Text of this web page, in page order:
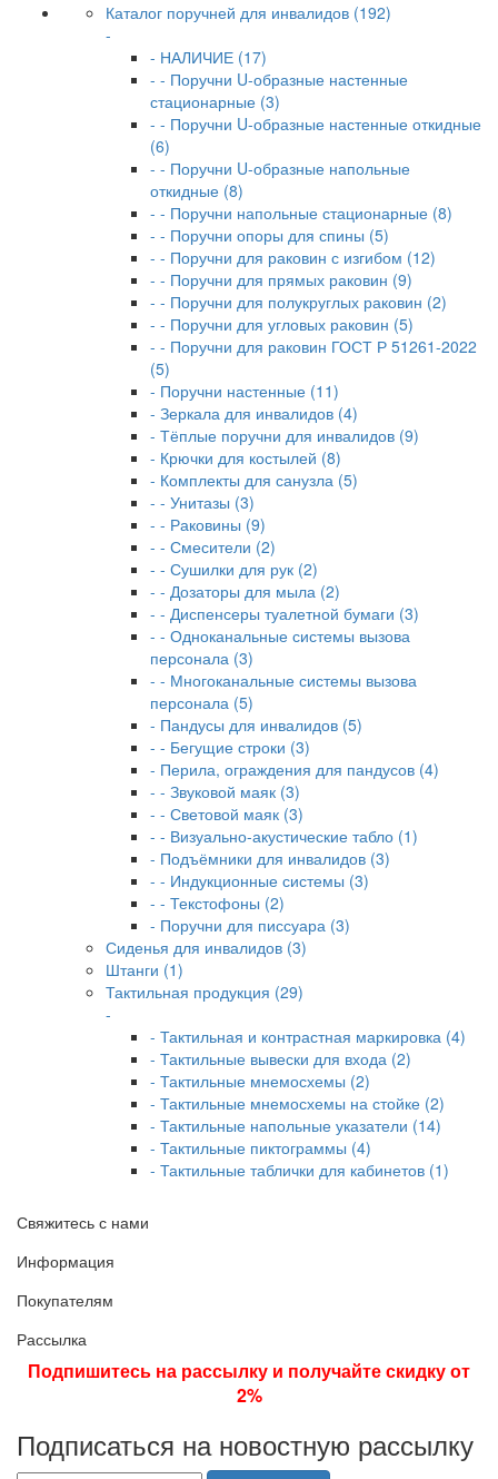
Каталог поручней для инвалидов (192)
-
- НАЛИЧИЕ (17)
- - Поручни U-образные настенные
стационарные (3)
- - Поручни U-образные настенные откидные
(6)
- - Поручни U-образные напольные
откидные (8)
- - Поручни напольные стационарные (8)
- - Поручни опоры для спины (5)
- - Поручни для раковин с изгибом (12)
- - Поручни для прямых раковин (9)
- - Поручни для полукруглых раковин (2)
- - Поручни для угловых раковин (5)
- - Поручни для раковин ГОСТ Р 51261-2022
(5)
- Поручни настенные (11)
- Зеркала для инвалидов (4)
- Тёплые поручни для инвалидов (9)
- Крючки для костылей (8)
- Комплекты для санузла (5)
- - Унитазы (3)
- - Раковины (9)
- - Смесители (2)
- - Сушилки для рук (2)
- - Дозаторы для мыла (2)
- - Диспенсеры туалетной бумаги (3)
- - Одноканальные системы вызова
персонала (3)
- - Многоканальные системы вызова
персонала (5)
- Пандусы для инвалидов (5)
- - Бегущие строки (3)
- Перила, ограждения для пандусов (4)
- - Звуковой маяк (3)
- - Световой маяк (3)
- - Визуально-акустические табло (1)
- Подъёмники для инвалидов (3)
- - Индукционные системы (3)
- - Текстофоны (2)
- Поручни для писсуара (3)
Сиденья для инвалидов (3)
Штанги (1)
Тактильная продукция (29)
-
- Тактильная и контрастная маркировка (4)
- Тактильные вывески для входа (2)
- Тактильные мнемосхемы (2)
- Тактильные мнемосхемы на стойке (2)
- Тактильные напольные указатели (14)
- Тактильные пиктограммы (4)
- Тактильные таблички для кабинетов (1)
Свяжитесь с нами
Информация
Покупателям
Рассылка
Подпишитесь на рассылку и получайте скидку от
2%
Подписаться на новостную рассылку